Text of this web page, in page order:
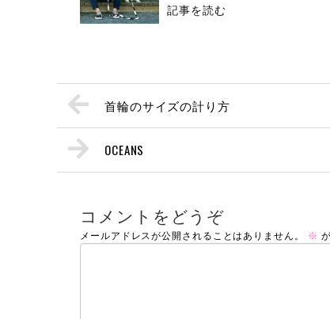
記事を読む
首輪のサイズの計り方
OCEANS
コメントをどうぞ
メールアドレスが公開されることはありません。 ※